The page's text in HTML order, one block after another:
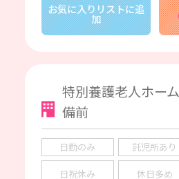
お気に入りリストに追
加
特別養護老人ホー
備前
日勤のみ 託児所あり
日祝休み 休日多め